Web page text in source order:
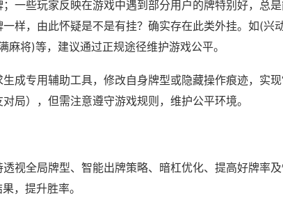
一些玩家反映在游戏中遇到部分用户的牌特别好，总
样，由此怀疑是不是有挂？确实存在此类外挂。如(兴
麻将)等，建议通过正规途径维护游戏公平。
成专用辅助工具，修改自身牌型或隐藏操作痕迹，实现
局），但需注意遵守游戏规则，维护公平环境。
视全局牌型、智能出牌策略、暗杠优化、提高好牌率
，提升胜率。